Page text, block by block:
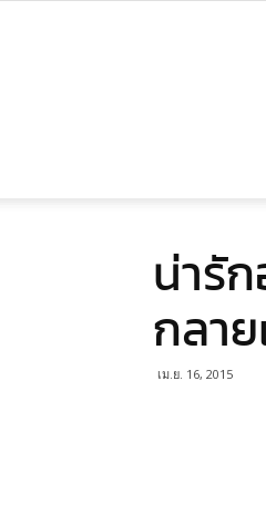
น่ารั
กลา
เม.ย. 16, 2015